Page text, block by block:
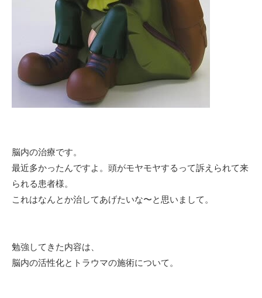
脳内の治療です。
最近多かったんですよ。頭がモヤモヤするって訴えられて来
られる患者様。
これはなんとか治してあげたいな〜と思いまして。
勉強してきた内容は、
脳内の活性化とトラウマの施術について。